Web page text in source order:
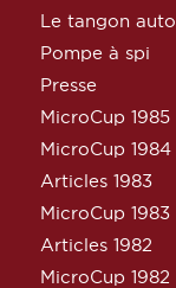
Le tangon
Pompe à spi
Presse
MicroCup 1985
MicroCup
Articles 1983
MicroCup
Articles 1982
MicroCup 1982